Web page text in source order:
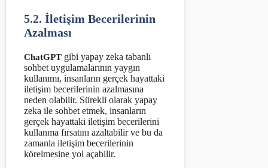
5.2. İletişim Becerilerinin
Azalması
ChatGPT gibi yapay zeka tabanlı
sohbet uygulamalarının yaygın
kullanımı, insanların gerçek hayattaki
iletişim becerilerinin azalmasına
neden olabilir. Sürekli olarak yapay
zeka ile sohbet etmek, insanların
gerçek hayattaki iletişim becerilerini
kullanma fırsatını azaltabilir ve bu da
zamanla iletişim becerilerinin
körelmesine yol açabilir.